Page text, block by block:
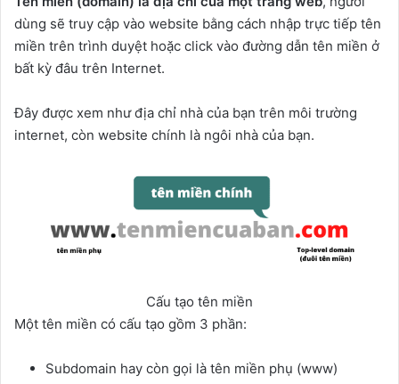
dùng sẽ truy cập vào website bằng cách nhập trực tiếp tên
miền trên trình duyệt hoặc click vào đường dẫn tên miền ở
bất kỳ đâu trên Internet.
Đây được xem như địa chỉ nhà của bạn trên môi trường
internet, còn website chính là ngôi nhà của bạn.
Cấu tạo tên miền
Một tên miền có cấu tạo gồm 3 phần:
Subdomain hay còn gọi là tên miền phụ (www)